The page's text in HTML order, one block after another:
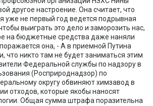
другое настроение. Она считает, что
уже не первый год ведется подрывная
выиграть это дело и заморозить нас,
на бюджетные средства даже наняли
она, - А в приемной Путина
что никто там не будет заниматься этим
Федеральной службы по надзору в
(Росприроднадзор) по
округу обвиняют химзавод в
отходов, которые якобы наносят
Общая сумма штрафа поразительна